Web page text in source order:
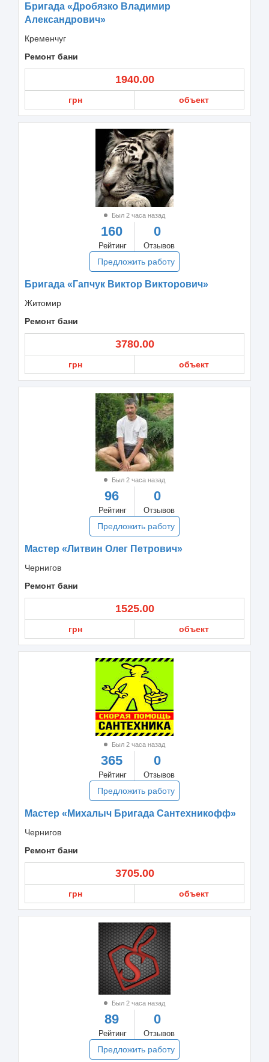
Бригада «Дробязко Владимир
Александрович»
Кременчуг
Ремонт бани
1940.00
грн объект
Был 2 часа назад
160
Рейтинг
0
Отзывов
Предложить работу
Бригада «Гапчук Виктор Викторович»
Житомир
Ремонт бани
3780.00
грн объект
Был 2 часа назад
96
Рейтинг
0
Отзывов
Предложить работу
Мастер «Литвин Олег Петрович»
Чернигов
Ремонт бани
1525.00
грн объект
Был 2 часа назад
365
Рейтинг
0
Отзывов
Предложить работу
Мастер «Михалыч Бригада Сантехникофф»
Чернигов
Ремонт бани
3705.00
грн объект
Был 2 часа назад
89
Рейтинг
0
Отзывов
Предложить работу